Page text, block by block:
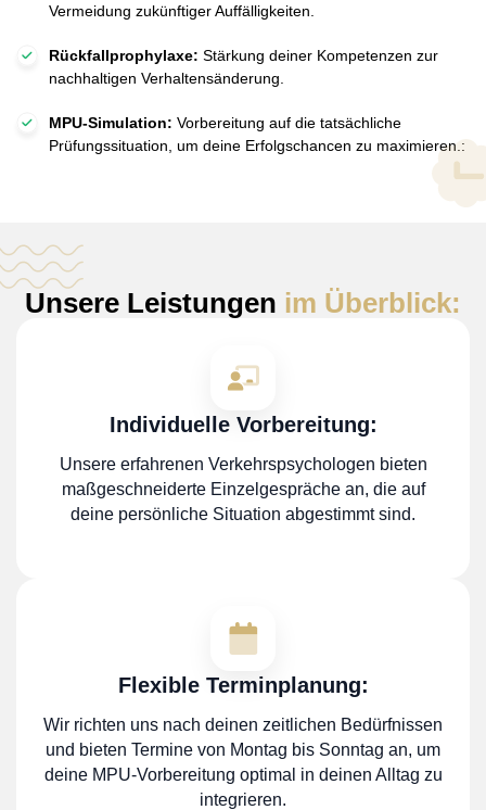
Vermeidung zukünftiger Auffälligkeiten.
Rückfallprophylaxe: Stärkung deiner Kompetenzen zur
nachhaltigen Verhaltensänderung.
MPU-Simulation: Vorbereitung auf die tatsächliche
Prüfungssituation, um deine Erfolgschancen zu maximieren.:
Unsere Leistungen im Überblick:
Individuelle Vorbereitung:
Unsere erfahrenen Verkehrspsychologen bieten
maßgeschneiderte Einzelgespräche an, die auf
deine persönliche Situation abgestimmt sind.
Flexible Terminplanung:
Wir richten uns nach deinen zeitlichen Bedürfnissen
und bieten Termine von Montag bis Sonntag an, um
deine MPU-Vorbereitung optimal in deinen Alltag zu
integrieren.